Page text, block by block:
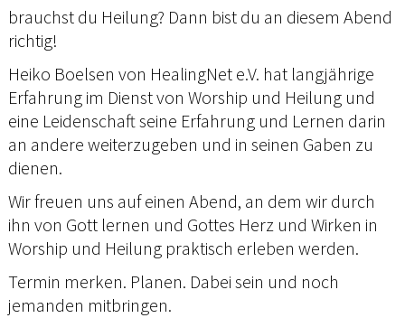
brauchst du Heilung? Dann bist du an diesem Abend
richtig!
Heiko Boelsen von HealingNet e.V. hat langjährige
Erfahrung im Dienst von Worship und Heilung und
eine Leidenschaft seine Erfahrung und Lernen darin
an andere weiterzugeben und in seinen Gaben zu
dienen.
Wir freuen uns auf einen Abend, an dem wir durch
ihn von Gott lernen und Gottes Herz und Wirken in
Worship und Heilung praktisch erleben werden.
Termin merken. Planen. Dabei sein und noch
jemanden mitbringen.